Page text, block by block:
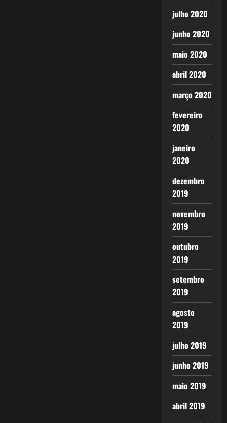
julho 2020
junho 2020
maio 2020
abril 2020
março 2020
fevereiro
2020
janeiro
2020
dezembro
2019
novembro
2019
outubro
2019
setembro
2019
agosto
2019
julho 2019
junho 2019
maio 2019
abril 2019